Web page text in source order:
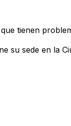
tienen
su sede en la